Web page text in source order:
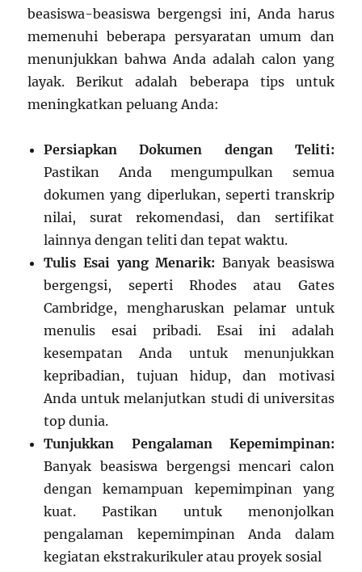
beasiswa-beasiswa bergengsi ini, Anda harus
memenuhi beberapa persyaratan umum dan
menunjukkan bahwa Anda adalah calon yang
layak. Berikut adalah beberapa tips untuk
meningkatkan peluang Anda:
Persiapkan Dokumen dengan Teliti:
Pastikan Anda mengumpulkan semua
dokumen yang diperlukan, seperti transkrip
nilai, surat rekomendasi, dan sertifikat
lainnya dengan teliti dan tepat waktu.
Tulis Esai yang Menarik: Banyak beasiswa
bergengsi, seperti Rhodes atau Gates
Cambridge, mengharuskan pelamar untuk
menulis esai pribadi. Esai ini adalah
kesempatan Anda untuk menunjukkan
kepribadian, tujuan hidup, dan motivasi
Anda untuk melanjutkan studi di universitas
top dunia.
Tunjukkan Pengalaman Kepemimpinan:
Banyak beasiswa bergengsi mencari calon
dengan kemampuan kepemimpinan yang
kuat. Pastikan untuk menonjolkan
pengalaman kepemimpinan Anda dalam
kegiatan ekstrakurikuler atau proyek sosial